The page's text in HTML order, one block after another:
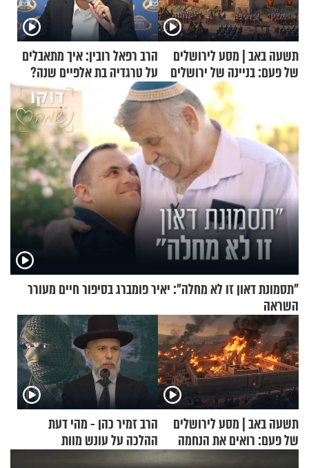
תשעה באב | מסע לירושלים
של פעם: בניינה של ירושלים
הרב רפאל רובין: איך מתאבלים
על טרגדיה בת אלפיים שנה?
"תסמונת דאון זו לא מחלה": יאיר פומברג בסיפור חיים מעורר
השראה
תשעה באב | מסע לירושלים
של פעם: רואים את הנחמה
הרב זמיר כהן - מהי דעת
ההלכה על עונש מוות
למחבלים?